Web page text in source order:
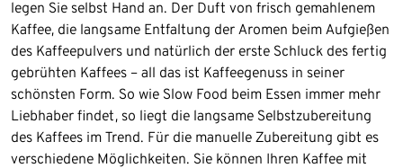
legen Sie selbst Hand an. Der Duft von frisch gemahlenem
Kaffee, die langsame Entfaltung der Aromen beim Aufgießen
des Kaffeepulvers und natürlich der erste Schluck des fertig
gebrühten Kaffees – all das ist Kaffeegenuss in seiner
schönsten Form. So wie Slow Food beim Essen immer mehr
Liebhaber findet, so liegt die langsame Selbstzubereitung
des Kaffees im Trend. Für die manuelle Zubereitung gibt es
verschiedene Möglichkeiten. Sie können Ihren Kaffee mit